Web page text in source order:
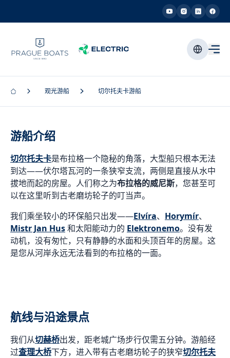
观光游船 切尔托夫卡游船
游船介绍
切尔托夫卡是布拉格一个隐秘的角落，大型船只根本无法
到达——伏尔塔瓦河的一条狭窄支流，两侧是直接从水中
拔地而起的房屋。人们称之为布拉格的威尼斯，您甚至可
以在这里听到古老磨坊轮子的叮当声。
我们乘坐较小的环保船只出发——Elvíra、 Horymír、
Mistr Jan Hus和太阳能动力的 Elektronemo。没有发
动机，没有匆忙，只有静静的水面和头顶百年的房屋。这
是您从河岸永远无法看到的布拉格的一面。
航线与沿途景点
我们从切赫桥出发，距老城广场步行仅需五分钟。游船经
过查理大桥下方，进入带有古老磨坊轮子的狭窄切尔托夫